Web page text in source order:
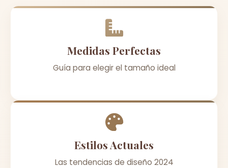
Medidas Perfectas
Guía para elegir el tamaño ideal
Estilos Actuales
Las tendencias de diseño 2024